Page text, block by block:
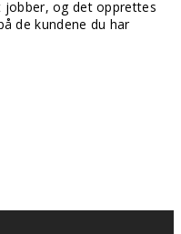
jobber, og det opprettes
de kundene du har